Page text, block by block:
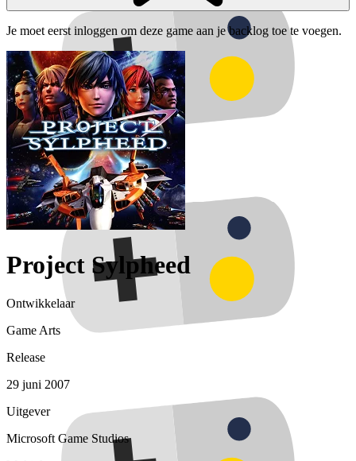
Je moet eerst inloggen om deze game aan je backlog toe te voegen.
Project Sylpheed
Ontwikkelaar
Game Arts
Release
29 juni 2007
Uitgever
Microsoft Game Studios